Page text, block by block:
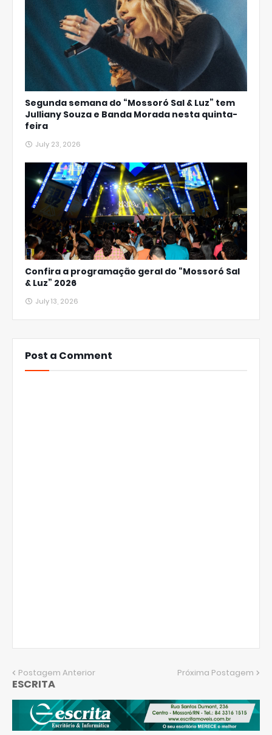
Segunda semana do “Mossoró Sal & Luz” tem
Julliany Souza e Banda Morada nesta quinta-
feira
July 23, 2026
Confira a programação geral do “Mossoró Sal
& Luz” 2026
July 13, 2026
Post a Comment
Postagem Anterior Próxima Postagem
ESCRITA